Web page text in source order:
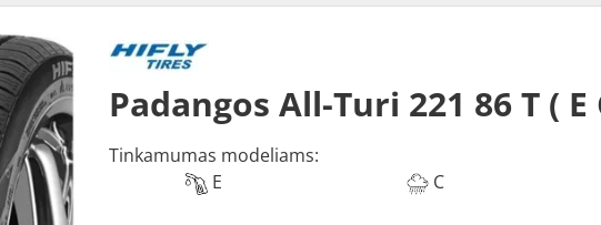
Padangos All-Turi 221 86 T ( E
Tinkamumas modeliams:
E
C